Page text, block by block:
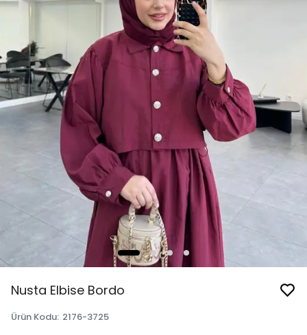
Nusta Elbise Bordo
Ürün Kodu: 2176-3725